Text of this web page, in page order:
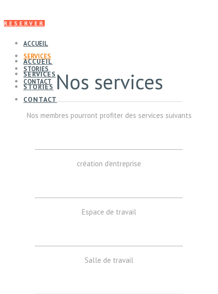
RESERVER
ACCUEIL
SERVICES
STORIES
CONTACT
ACCUEIL
SERVICES
STORIES
CONTACT
Nos services
Nos membres pourront profiter des services suivants
création d’entreprise
Espace de travail
Salle de travail